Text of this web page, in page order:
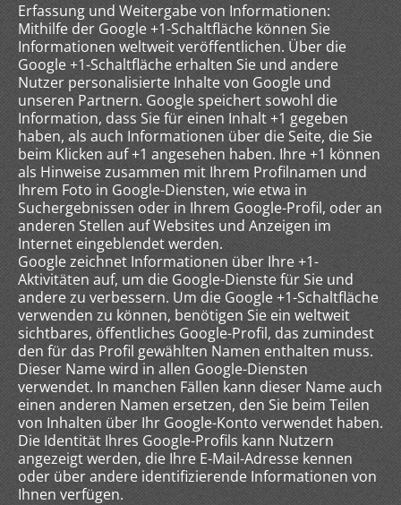
Erfassung und Weitergabe von Informationen:
Mithilfe der Google +1-Schaltfläche können Sie
Informationen weltweit veröffentlichen. Über die
Google +1-Schaltfläche erhalten Sie und andere
Nutzer personalisierte Inhalte von Google und
unseren Partnern. Google speichert sowohl die
Information, dass Sie für einen Inhalt +1 gegeben
haben, als auch Informationen über die Seite, die Sie
beim Klicken auf +1 angesehen haben. Ihre +1 können
als Hinweise zusammen mit Ihrem Profilnamen und
Ihrem Foto in Google-Diensten, wie etwa in
Suchergebnissen oder in Ihrem Google-Profil, oder an
anderen Stellen auf Websites und Anzeigen im
Internet eingeblendet werden.
Google zeichnet Informationen über Ihre +1-
Aktivitäten auf, um die Google-Dienste für Sie und
andere zu verbessern. Um die Google +1-Schaltfläche
verwenden zu können, benötigen Sie ein weltweit
sichtbares, öffentliches Google-Profil, das zumindest
den für das Profil gewählten Namen enthalten muss.
Dieser Name wird in allen Google-Diensten
verwendet. In manchen Fällen kann dieser Name auch
einen anderen Namen ersetzen, den Sie beim Teilen
von Inhalten über Ihr Google-Konto verwendet haben.
Die Identität Ihres Google-Profils kann Nutzern
angezeigt werden, die Ihre E-Mail-Adresse kennen
oder über andere identifizierende Informationen von
Ihnen verfügen.